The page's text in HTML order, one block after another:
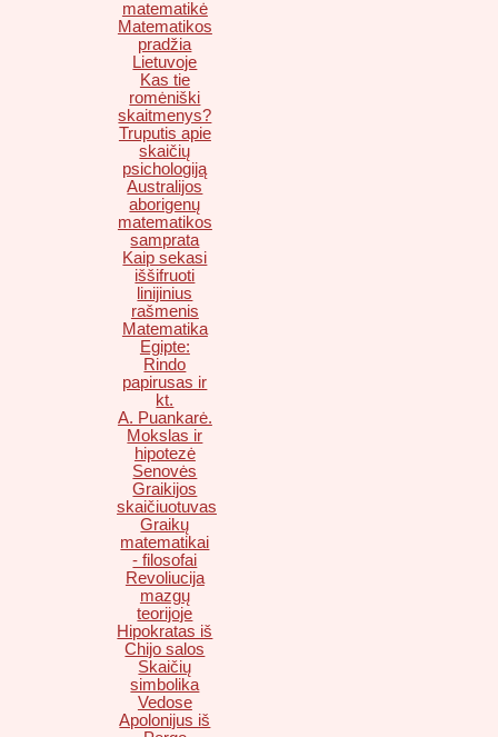
matematikė
Matematikos
pradžia
Lietuvoje
Kas tie
romėniški
skaitmenys?
Truputis apie
skaičių
psichologiją
Australijos
aborigenų
matematikos
samprata
Kaip sekasi
iššifruoti
linijinius
rašmenis
Matematika
Egipte:
Rindo
papirusas ir
kt.
A. Puankarė.
Mokslas ir
hipotezė
Senovės
Graikijos
skaičiuotuvas
Graikų
matematikai
- filosofai
Revoliucija
mazgų
teorijoje
Hipokratas iš
Chijo salos
Skaičių
simbolika
Vedose
Apolonijus iš